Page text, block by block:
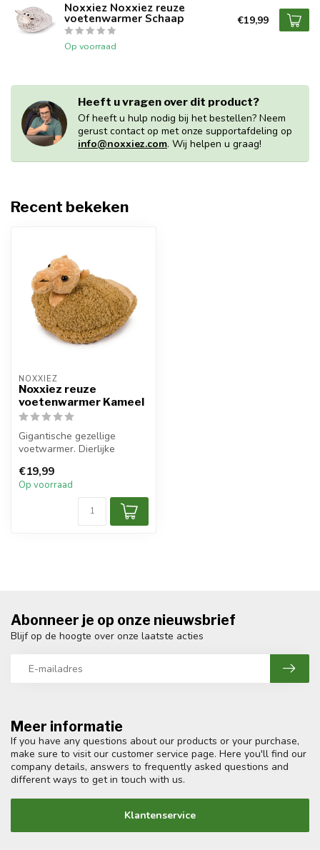
Noxxiez Noxxiez reuze
voetenwarmer Schaap
Op voorraad
€19,99
Heeft u vragen over dit product?
Of heeft u hulp nodig bij het bestellen? Neem
gerust contact op met onze supportafdeling op
info@noxxiez.com. Wij helpen u graag!
Recent bekeken
NOXXIEZ
Noxxiez reuze
voetenwarmer Kameel
Gigantische gezellige
voetwarmer. Dierlijke
Kinderen zi...
€19,99
Op voorraad
Meer informatie
If you have any questions about our products or your purchase,
make sure to visit our customer service page. Here you'll find our
company details, answers to frequently asked questions and
different ways to get in touch with us.
Klantenservice
Abonneer je op onze nieuwsbrief
Blijf op de hoogte over onze laatste acties